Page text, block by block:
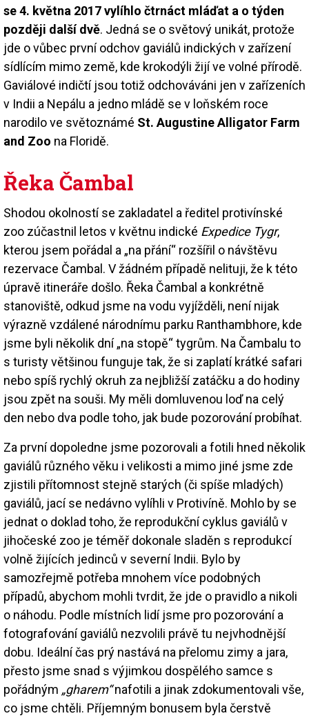
se 4. května 2017 vylíhlo čtrnáct mláďat a o týden
později další dvě. Jedná se o světový unikát, protože
jde o vůbec první odchov gaviálů indických v zařízení
sídlícím mimo země, kde krokodýli žijí ve volné přírodě.
Gaviálové indičtí jsou totiž odchováváni jen v zařízeních
v Indii a Nepálu a jedno mládě se v loňském roce
narodilo ve světoznámé St. Augustine Alligator Farm
and Zoo na Floridě.
Řeka Čambal
Shodou okolností se zakladatel a ředitel protivínské
zoo zúčastnil letos v květnu indické Expedice Tygr,
kterou jsem pořádal a „na přání“ rozšířil o návštěvu
rezervace Čambal. V žádném případě nelituji, že k této
úpravě itineráře došlo. Řeka Čambal a konkrétně
stanoviště, odkud jsme na vodu vyjížděli, není nijak
výrazně vzdálené národnímu parku Ranthambhore, kde
jsme byli několik dní „na stopě“ tygrům. Na Čambalu to
s turisty většinou funguje tak, že si zaplatí krátké safari
nebo spíš rychlý okruh za nejbližší zatáčku a do hodiny
jsou zpět na souši. My měli domluvenou loď na celý
den nebo dva podle toho, jak bude pozorování probíhat.
Za první dopoledne jsme pozorovali a fotili hned několik
gaviálů různého věku i velikosti a mimo jiné jsme zde
zjistili přítomnost stejně starých (či spíše mladých)
gaviálů, jací se nedávno vylíhli v Protivíně. Mohlo by se
jednat o doklad toho, že reprodukční cyklus gaviálů v
jihočeské zoo je téměř dokonale sladěn s reprodukcí
volně žijících jedinců v severní Indii. Bylo by
samozřejmě potřeba mnohem více podobných
případů, abychom mohli tvrdit, že jde o pravidlo a nikoli
o náhodu. Podle místních lidí jsme pro pozorování a
fotografování gaviálů nezvolili právě tu nejvhodnější
dobu. Ideální čas prý nastává na přelomu zimy a jara,
přesto jsme snad s výjimkou dospělého samce s
pořádným „gharem“nafotili a jinak zdokumentovali vše,
co jsme chtěli. Příjemným bonusem byla čerstvě